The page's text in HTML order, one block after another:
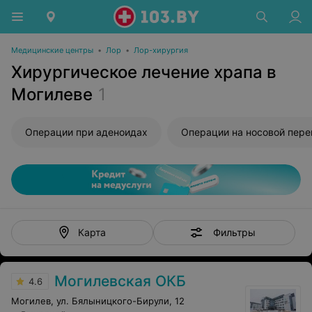
Медицинские центры • Лор • Лор-хирургия
Хирургическое лечение храпа в
Могилеве 1
Операции при аденоидах Операции на носовой
Карта Фильтры
4.6 Могилевская ОКБ
Могилев, ул. Бялыницкого-Бирули, 12